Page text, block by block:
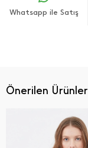
Whatsapp ile Satış
Önerilen Ürünler